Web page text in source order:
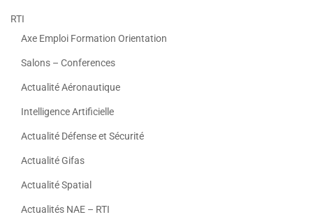
RTI
Axe Emploi Formation Orientation
Salons – Conferences
Actualité Aéronautique
Intelligence Artificielle
Actualité Défense et Sécurité
Actualité Gifas
Actualité Spatial
Actualités NAE – RTI